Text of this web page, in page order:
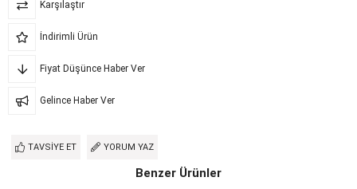
Karşılaştır
İndirimli Ürün
Fiyat Düşünce Haber Ver
Gelince Haber Ver
TAVSIYE ET YORUM YAZ
Benzer Ürünler